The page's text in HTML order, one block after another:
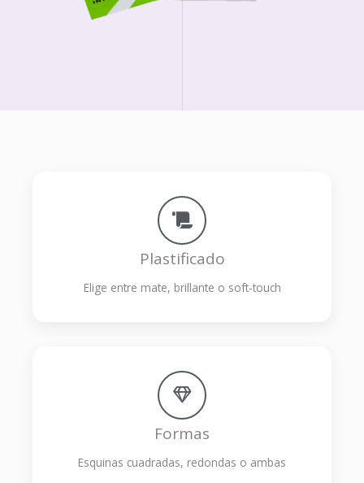
Plastificado
Elige entre mate, brillante o soft-touch
Formas
Esquinas cuadradas, redondas o ambas